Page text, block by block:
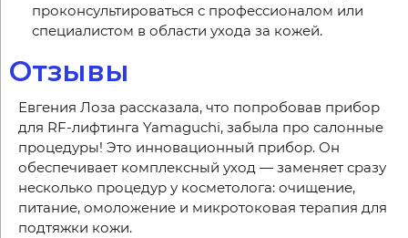
проконсультироваться с профессионалом или
специалистом в области ухода за кожей.
Отзывы
Евгения Лоза рассказала, что попробовав прибор
для RF-лифтинга Yamaguchi, забыла про салонные
процедуры! Это инновационный прибор. Он
обеспечивает комплексный уход — заменяет сразу
несколько процедур у косметолога: очищение,
питание, омоложение и микротоковая терапия для
подтяжки кожи.